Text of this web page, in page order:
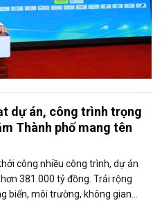
dự án, công trình trọng
Thành phố mang tên
công nhiều công trình, dự án
381.000 tỷ đồng. Trải rộng
biển, môi trường, không gian